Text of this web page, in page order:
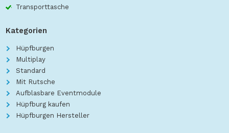
Transporttasche
Kategorien
Hüpfburgen
Multiplay
Standard
Mit Rutsche
Aufblasbare Eventmodule
Hüpfburg kaufen
Hüpfburgen Hersteller